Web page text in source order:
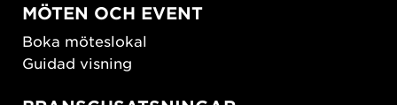
MÖTEN OCH EVENT
Boka möteslokal
Guidad visning